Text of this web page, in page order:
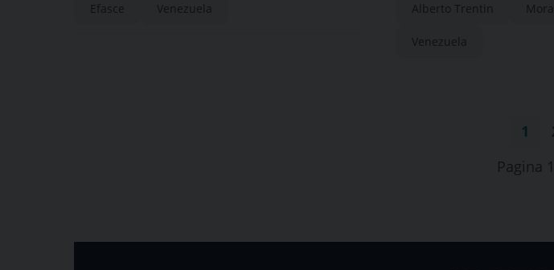
Efasce Venezuela
dopo la
Alberto Trentin
Venezuela
1
Pagina